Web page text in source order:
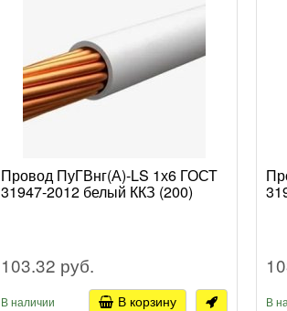
Провод ПуГВнг(А)-LS 1х6 ГОСТ
31947-2012 белый ККЗ (200)
103.32 руб.
В наличии В корзину В